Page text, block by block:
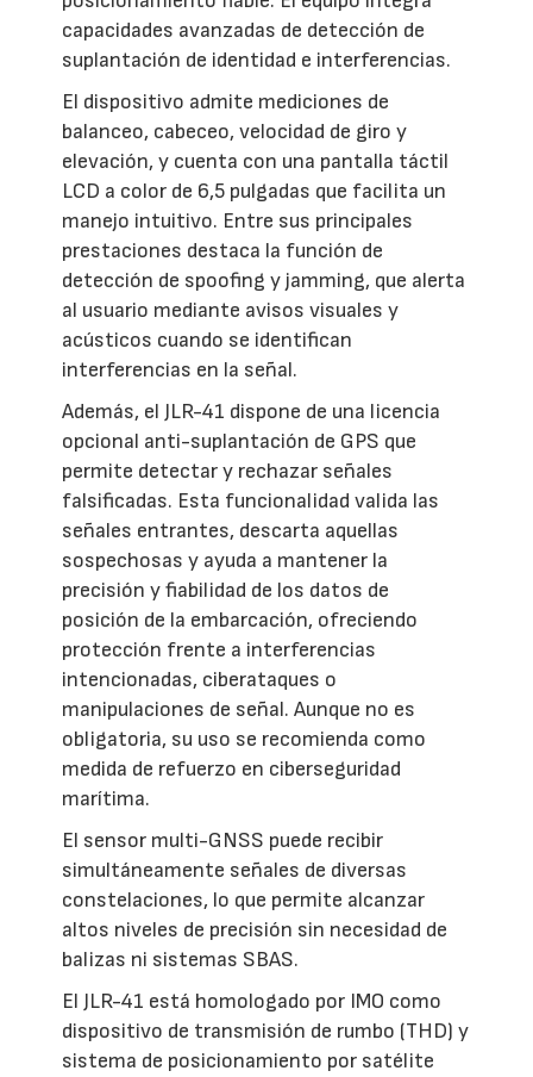
capacidades avanzadas de detección de
suplantación de identidad e interferencias.
El dispositivo admite mediciones de
balanceo, cabeceo, velocidad de giro y
elevación, y cuenta con una pantalla táctil
LCD a color de 6,5 pulgadas que facilita un
manejo intuitivo. Entre sus principales
prestaciones destaca la función de
detección de spoofing y jamming, que alerta
al usuario mediante avisos visuales y
acústicos cuando se identifican
interferencias en la señal.
Además, el JLR-41 dispone de una licencia
opcional anti-suplantación de GPS que
permite detectar y rechazar señales
falsificadas. Esta funcionalidad valida las
señales entrantes, descarta aquellas
sospechosas y ayuda a mantener la
precisión y fiabilidad de los datos de
posición de la embarcación, ofreciendo
protección frente a interferencias
intencionadas, ciberataques o
manipulaciones de señal. Aunque no es
obligatoria, su uso se recomienda como
medida de refuerzo en ciberseguridad
marítima.
El sensor multi-GNSS puede recibir
simultáneamente señales de diversas
constelaciones, lo que permite alcanzar
altos niveles de precisión sin necesidad de
balizas ni sistemas SBAS.
El JLR-41 está homologado por IMO como
dispositivo de transmisión de rumbo (THD) y
sistema de posicionamiento por satélite